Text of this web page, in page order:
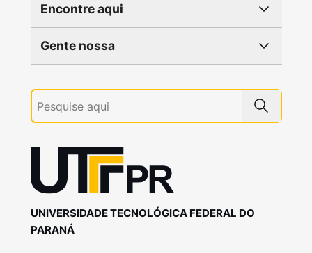
Encontre aqui
Gente nossa
UNIVERSIDADE TECNOLÓGICA FEDERAL DO
PARANÁ